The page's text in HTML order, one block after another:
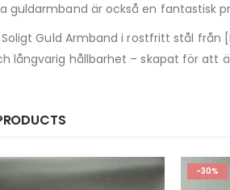
guldarmband är också en fantastisk
Guld Armband i rostfritt stål
långvarig hållbarhet – skapat för att
-50%